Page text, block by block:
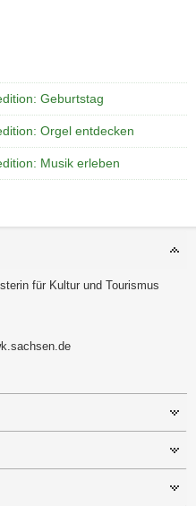
Geburtstag
Orgel entdecken
Musik erleben
für Kultur und Tourismus